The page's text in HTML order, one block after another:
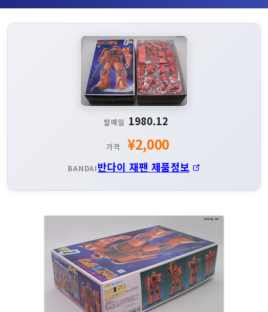
발매일 1980.12
가격 ¥2,000
BANDAI반다이 재팬 제품정보